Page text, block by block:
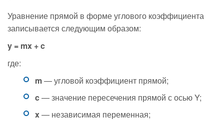
Уравнение прямой в форме углового коэффициента
записывается следующим образом:
y = mx + c
где:
m— угловой коэффициент прямой;
c— значение пересечения прямой с осью Y;
x— независимая переменная;